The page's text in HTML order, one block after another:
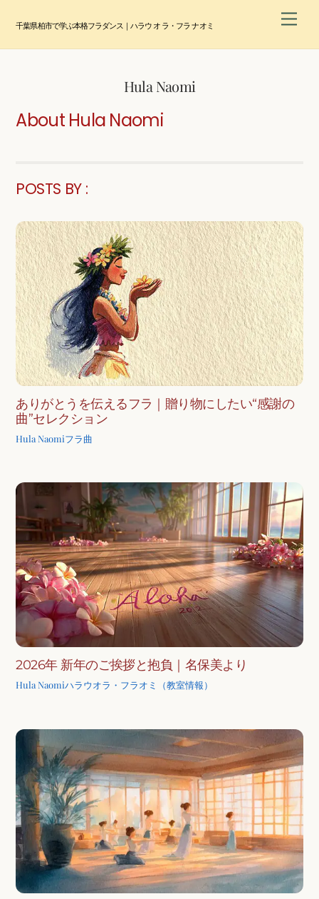
千葉県柏市で学ぶ本格フラダンス｜ハラウ オ ラ・フラ ナオミ
Hula Naomi
About Hula Naomi
POSTS BY :
ありがとうを伝えるフラ｜贈り物にしたい“感謝の
曲”セレクション
Hula Naomiフラ曲
2026年 新年のご挨拶と抱負｜名保美より
Hula Naomiハラウオラ・フラオミ（教室情報）